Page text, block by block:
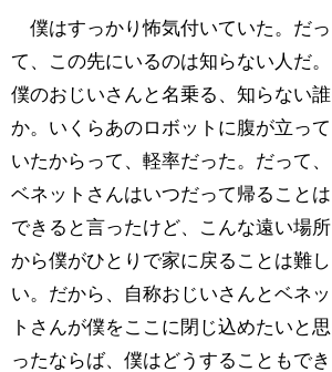
僕はすっかり怖気付いていた。だっ
て、この先にいるのは知らない人だ。
僕のおじいさんと名乗る、知らない誰
か。いくらあのロボットに腹が立って
いたからって、軽率だった。だって、
ベネットさんはいつだって帰ることは
できると言ったけど、こんな遠い場所
から僕がひとりで家に戻ることは難し
い。だから、自称おじいさんとベネッ
トさんが僕をここに閉じ込めたいと思
ったならば、僕はどうすることもでき